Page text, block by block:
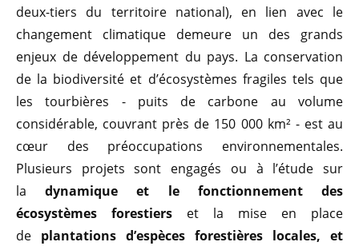
deux-tiers du territoire national), en lien avec le
changement climatique demeure un des grands
enjeux de développement du pays. La conservation
de la biodiversité et d’écosystèmes fragiles tels que
les tourbières - puits de carbone au volume
considérable, couvrant près de 150 000 km² - est au
cœur des préoccupations environnementales.
Plusieurs projets sont engagés ou à l’étude sur
ladynamique et le fonctionnement des
écosystèmes forestiers et la mise en place
de plantations d’espèces forestières locales, et